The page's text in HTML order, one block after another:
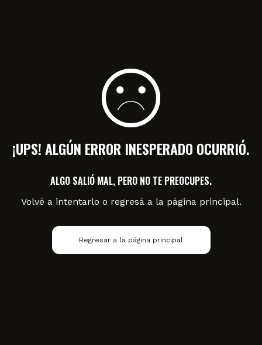
¡UPS! ALGÚN ERROR INESPERADO OCURRIÓ.
ALGO SALIÓ MAL, PERO NO TE PREOCUPES.
Volvé a intentarlo o regresá a la página principal.
Regresar a la página principal